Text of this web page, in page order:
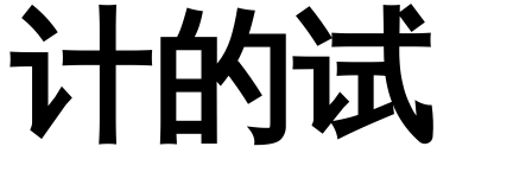
计的试